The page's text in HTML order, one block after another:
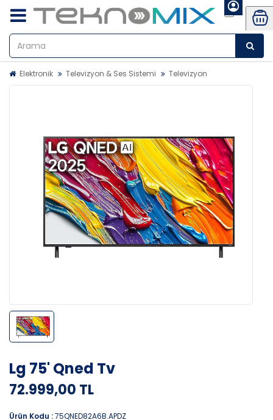
Elektronik Televizyon & Ses Sistemi Televizyon
Lg 75' Qned Tv
72.999,00 TL
Ürün Kodu :75QNED82A6B.APDZ